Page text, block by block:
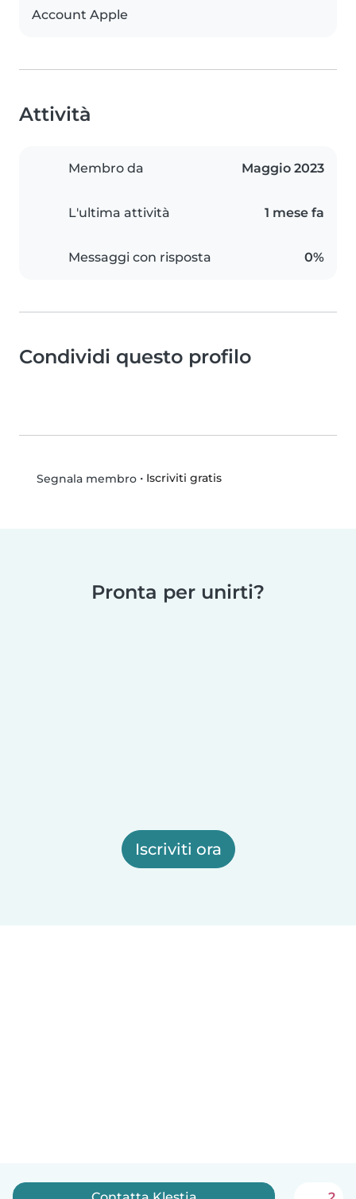
Account Apple
Attività
Membro da Maggio 2023
L'ultima attività 1 mese fa
Messaggi con risposta 0%
Condividi questo profilo
Segnala membro• Iscriviti gratis
Pronta per unirti?
Iscriviti ora